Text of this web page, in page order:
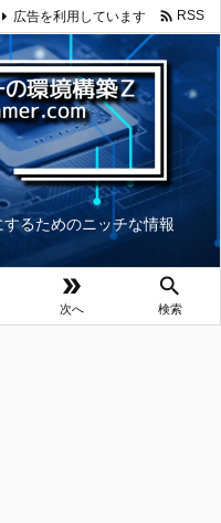
るためのニッチな情報

次へ

検索
広告を利用しています  RSS